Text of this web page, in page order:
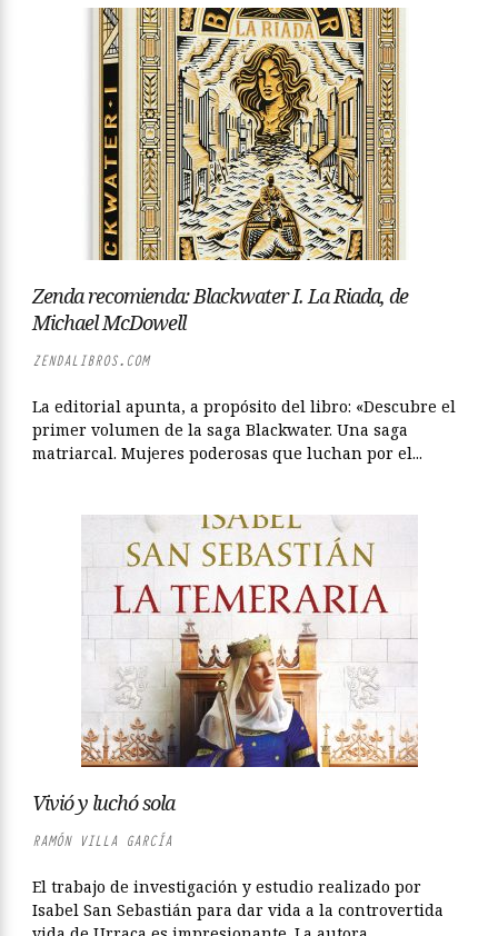
Zenda recomienda: Blackwater I. La Riada, de
Michael McDowell
ZENDALIBROS.COM
La editorial apunta, a propósito del libro: «Descubre el
primer volumen de la saga Blackwater. Una saga
matriarcal. Mujeres poderosas que luchan por el...
Vivió y luchó sola
RAMÓN VILLA GARCÍA
El trabajo de investigación y estudio realizado por
Isabel San Sebastián para dar vida a la controvertida